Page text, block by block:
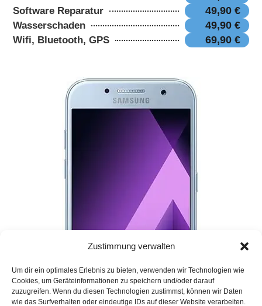
Zustimmung verwalten
Um dir ein optimales Erlebnis zu bieten, verwenden wir Technologien wie
Cookies, um Geräteinformationen zu speichern und/oder darauf
zuzugreifen. Wenn du diesen Technologien zustimmst, können wir Daten
wie das Surfverhalten oder eindeutige IDs auf dieser Website verarbeiten.
Software Reparatur 49,90 €
Wasserschaden 49,90 €
Wifi, Bluetooth, GPS 69,90 €